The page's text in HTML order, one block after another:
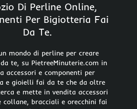
Di Perline Online,
Per Bigiotteria Fai
Da Te.
mondo di perline per creare
te, su PietreeMinuterie.com in
accessori e componenti per
e gioielli fai da te che da oltre
e mette in vendita accessori
collane, bracciali e orecchini fai